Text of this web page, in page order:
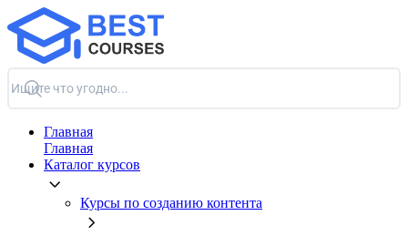
Главная
Главная
Каталог курсов
Курсы по созданию контента